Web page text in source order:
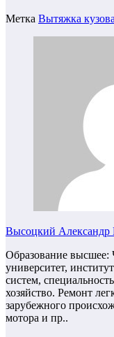
Метка Вытяжка кузова
Высоцкий Александр
Образование высшее:
университет,
систем,
хозяйство. Ремонт
зарубежного
мотора и пр..